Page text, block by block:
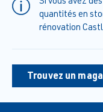
quantités en
rénovation
Trouvez un